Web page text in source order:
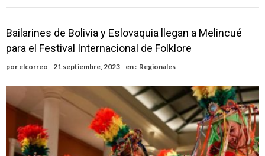
Bailarines de Bolivia y Eslovaquia llegan a Melincué
para el Festival Internacional de Folklore
por elcorreo 21 septiembre, 2023 en : Regionales